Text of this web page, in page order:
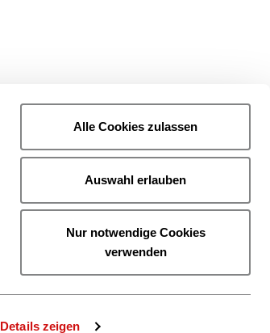
Details zeigen
Alle Cookies zulassen
Auswahl erlauben
Nur notwendige Cookies
verwenden